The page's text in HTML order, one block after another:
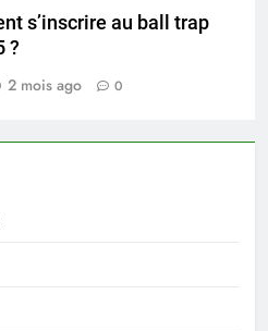
s’inscrire au ball trap
?
2 mois ago 0